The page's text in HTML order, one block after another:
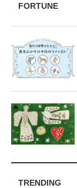
FORTUNE
TRENDING